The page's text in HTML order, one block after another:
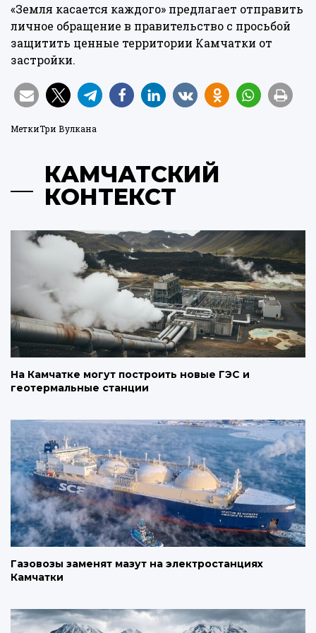
«Земля касается каждого» предлагает отправить
личное обращение в правительство с просьбой
защитить ценные территории Камчатки от
застройки.
МеткиТри Вулкана
КАМЧАТСКИЙ
КОНТЕКСТ
На Камчатке могут построить новые ГЭС и
геотермальные станции
Газовозы заменят мазут на электростанциях
Камчатки